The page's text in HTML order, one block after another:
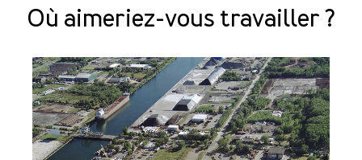
Où aimeriez-vous travailler ?